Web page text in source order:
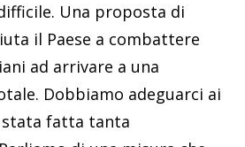
Una proposta di
il Paese a combattere
ad arrivare a una
Dobbiamo adeguarci ai
stata fatta tanta